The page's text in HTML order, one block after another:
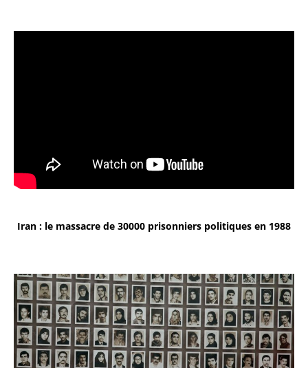
Iran : le massacre de 30000 prisonniers politiques en 1988